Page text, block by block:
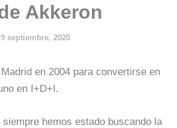
Akkeron
9 septiembre, 2020
en 2004 para convertirse en
en I+D+I.
hemos estado buscando la